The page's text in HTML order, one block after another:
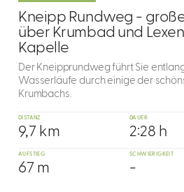
8
Kneipp Rundweg -
über Krumbad und
Kapelle
Der Kneipprundweg führt Sie
Wasserläufe durch einige der
Krumbachs.
DISTANZ
9,7 km
DAUER
2:28 h
AUFSTIEG
67 m
SCHWIERIGKEIT
-